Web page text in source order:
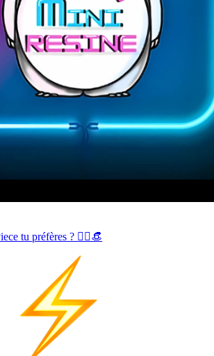
tu préfères ? 🏴‍☠️👒